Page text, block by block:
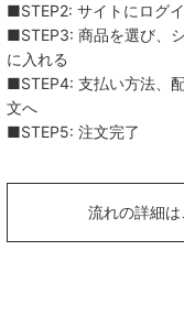
■STEP2: サイトにログ
■STEP3: 商品を選び、
に入れる
■STEP4: 支払い方法、
文へ
■STEP5: 注文完了
流れの詳細は